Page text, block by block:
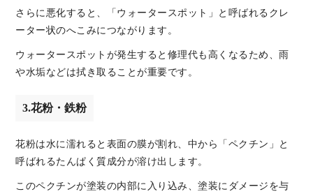
さらに悪化すると、「ウォータースポット」と呼ばれるクレ
ーター状のへこみにつながります。
ウォータースポットが発生すると修理代も高くなるため、雨
や水垢などは拭き取ることが重要です。
3.花粉・鉄粉
花粉は水に濡れると表面の膜が割れ、中から「ペクチン」と
呼ばれるたんぱく質成分が溶け出します。
このペクチンが塗装の内部に入り込み、塗装にダメージを与